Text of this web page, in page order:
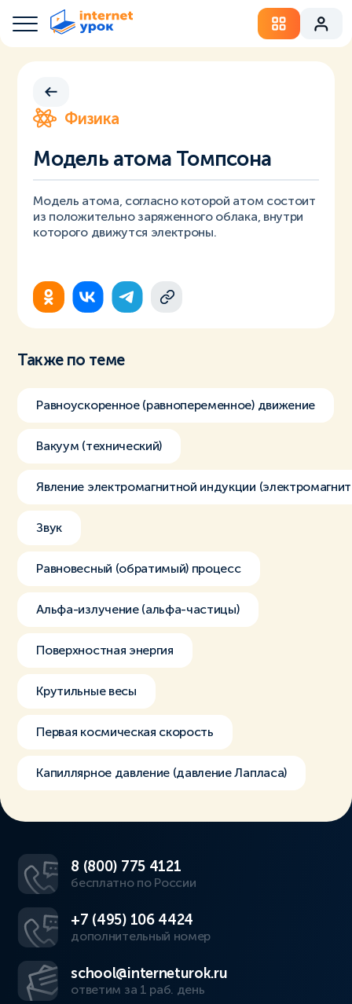
Физика
Модель атома Томпсона
Модель атома, согласно которой атом состоит
из положительно заряженного облака, внутри
которого движутся электроны.
Также по теме
Равноускоренное (равнопеременное) движение
Вакуум (технический)
Явление электромагнитной индукции
Звук
Равновесный (обратимый) процесс
Альфа-излучение (альфа-частицы)
Поверхностная энергия
Крутильные весы
Первая космическая скорость
Капиллярное давление (давление Лапласа)
8 (800) 775 4121
бесплатно по России
+7 (495) 106 4424
дополнительный номер
school@interneturok.ru
ответим за 1 раб. день